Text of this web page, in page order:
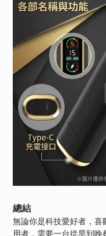
總結
無論你是科技愛好者，喜
用者，需要一台從早到晚